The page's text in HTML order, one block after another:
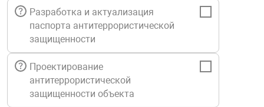
решения
безопасность
Стволы
Термошкафы
Разработка и актуализация
паспорта антитеррористической
защищенности
Проектирование
антитеррористической
защищенности объекта